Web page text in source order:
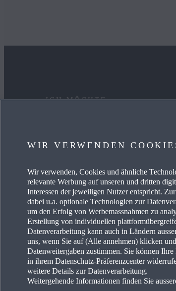
ICH MÖCHTE
MEIN AUTO PFLEGEN
HÄNDLER SUCHEN
WIR VERWENDEN
Wir verwenden, Cookies und ähnliche
relevante Werbung auf unseren und dritten
Interessen der jeweiligen Nutzer entspricht.
dabei u.a. optionale Technologien zur
um den Erfolg von Werbemassnahmen zu
Erstellung von individuellen
Datenverarbeitung kann auch in Ländern
uns, wenn Sie auf (Alle annehmen) klicken
Datenweitergaben zustimmen. Sie können
in ihrem Datenschutz-Präferenzcenter
weitere Details zur Datenverarbeitung.
Weitergehende Informationen finden Sie